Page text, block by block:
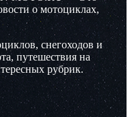
о мотоциклах,
снегоходов и
путешествия на
рубрик.